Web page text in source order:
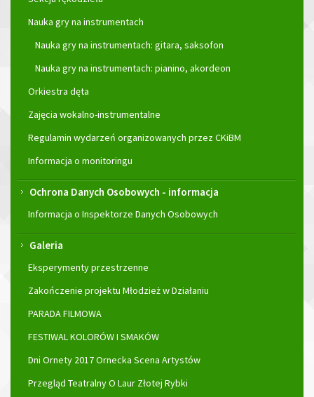
Nauka gry na instrumentach
Nauka gry na instrumentach: gitara, saksofon
Nauka gry na instrumentach: pianino, akordeon
Orkiestra dęta
Zajęcia wokalno-instrumentalne
Regulamin wydarzeń organizowanych przez CKiBM
Informacja o monitoringu
Ochrona Danych Osobowych - informacja
Informacja o Inspektorze Danych Osobowych
Galeria
Eksperymenty przestrzenne
Zakończenie projektu Młodzież w Działaniu
PARADA FILMOWA
FESTIWAL KOLORÓW I SMAKÓW
Dni Ornety 2017 Ornecka Scena Artystów
Przegląd Teatralny O Laur Złotej Rybki